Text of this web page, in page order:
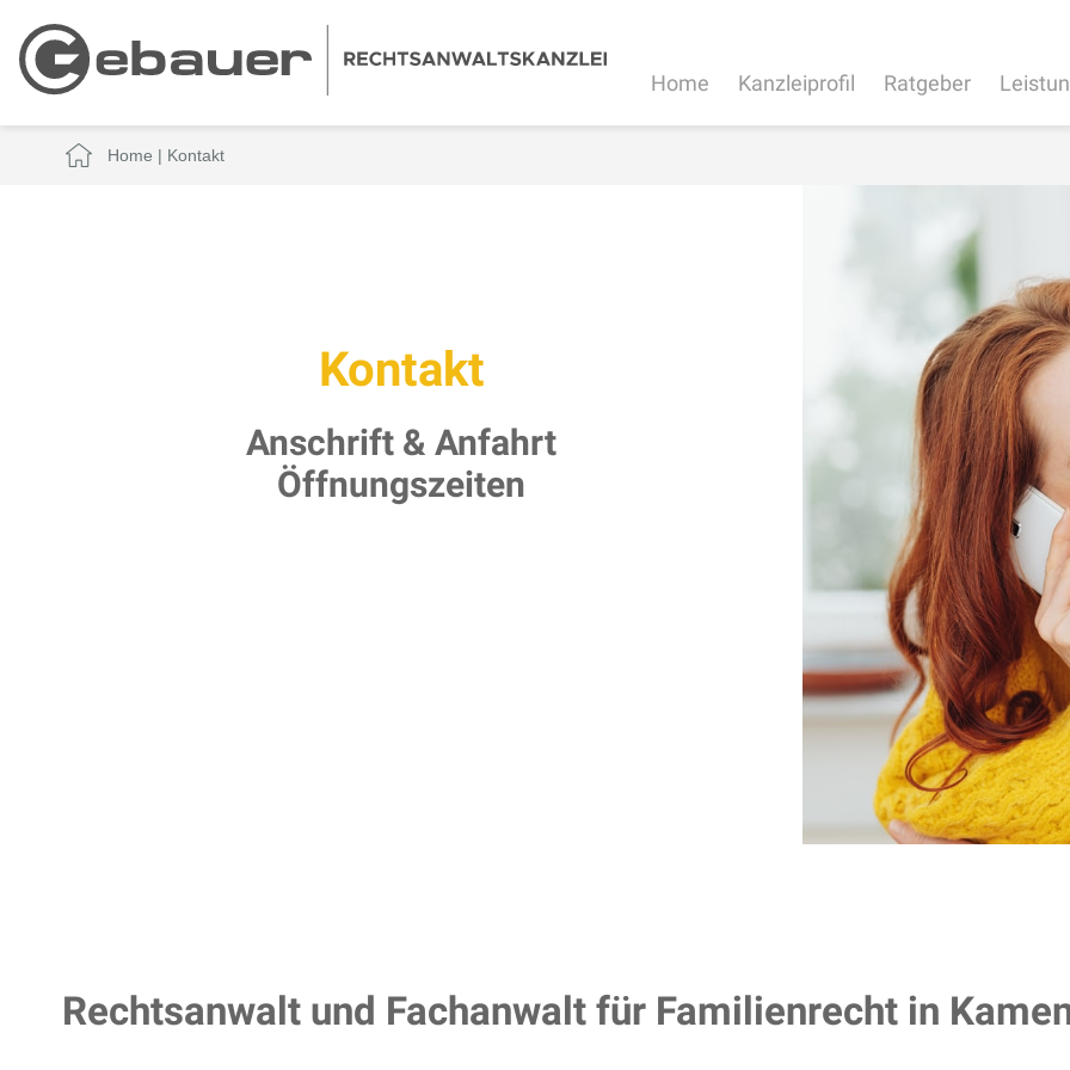
Home Kanzleiprofil Ratgeber
Home | Kontakt
Kontakt
Anschrift & Anfahrt
Öffnungszeiten
Rechtsanwalt und Fachanwalt für Familienrecht in